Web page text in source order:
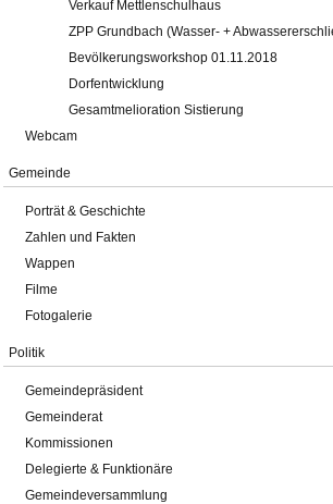
Verkauf Mettlenschulhaus
ZPP Grundbach (Wasser- +
Bevölkerungsworkshop 01.11.2018
Dorfentwicklung
Gesamtmelioration Sistierung
Webcam
Gemeinde
Porträt & Geschichte
Zahlen und Fakten
Wappen
Filme
Fotogalerie
Politik
Gemeindepräsident
Gemeinderat
Kommissionen
Delegierte & Funktionäre
Gemeindeversammlung